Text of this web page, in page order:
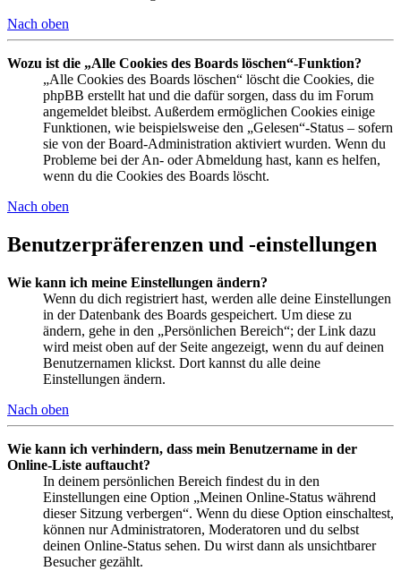
Nach oben
Wozu ist die „Alle Cookies des Boards löschen“-Funktion?
„Alle Cookies des Boards löschen“ löscht die Cookies, die
phpBB erstellt hat und die dafür sorgen, dass du im Forum
angemeldet bleibst. Außerdem ermöglichen Cookies einige
Funktionen, wie beispielsweise den „Gelesen“-Status – sofern
sie von der Board-Administration aktiviert wurden. Wenn du
Probleme bei der An- oder Abmeldung hast, kann es helfen,
wenn du die Cookies des Boards löscht.
Nach oben
Benutzerpräferenzen und -einstellungen
Wie kann ich meine Einstellungen ändern?
Wenn du dich registriert hast, werden alle deine Einstellungen
in der Datenbank des Boards gespeichert. Um diese zu
ändern, gehe in den „Persönlichen Bereich“; der Link dazu
wird meist oben auf der Seite angezeigt, wenn du auf deinen
Benutzernamen klickst. Dort kannst du alle deine
Einstellungen ändern.
Nach oben
Wie kann ich verhindern, dass mein Benutzername in der
Online-Liste auftaucht?
In deinem persönlichen Bereich findest du in den
Einstellungen eine Option „Meinen Online-Status während
dieser Sitzung verbergen“. Wenn du diese Option einschaltest,
können nur Administratoren, Moderatoren und du selbst
deinen Online-Status sehen. Du wirst dann als unsichtbarer
Besucher gezählt.